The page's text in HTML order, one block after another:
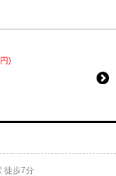
)
徒歩7分